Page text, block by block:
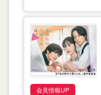
会見情報UP